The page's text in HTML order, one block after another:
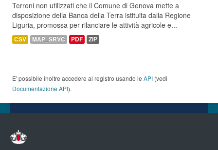
Terreni non utilizzati che il Comune di Genova mette a
disposizione della Banca della Terra istituita dalla Regione
Liguria, promossa per rilanciare le attività agricole e...
CSV MAP_SRVC PDF ZIP
E' possibile inoltre accedere al registro usando le API (vedi
Documentazione API).